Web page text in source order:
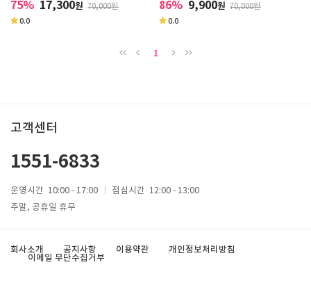
75% 17,300원 70,000원
0.0
86% 9,900원 70,000원
0.0
1
고객센터
1551-6833
운영시간 10:00 - 17:00 점심시간 12:00 - 13:00
주말, 공휴일 휴무
회사소개 공지사항 이용약관
개인정보처리방침
이메일 무단수집거부